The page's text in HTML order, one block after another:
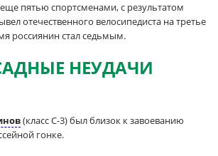
пятью спортсменами, с результатом
отечественного велосипедиста на третье
россиянин стал седьмым.
НЕУДАЧИ
(класс С-3) был близок к завоеванию
гонке.